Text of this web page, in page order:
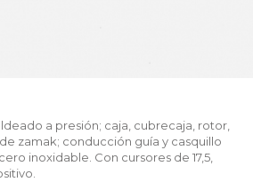
a presión; caja, cubrecaja, rotor,
zamak; conducción guía y casquillo
inoxidable. Con cursores de 17,5,